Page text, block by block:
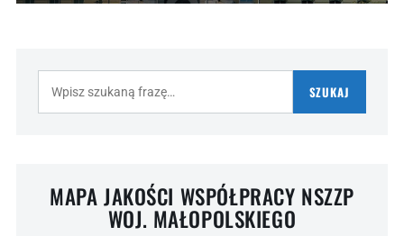
SZUKAJ
MAPA JAKOŚCI WSPÓŁPRACY NSZZP
WOJ. MAŁOPOLSKIEGO